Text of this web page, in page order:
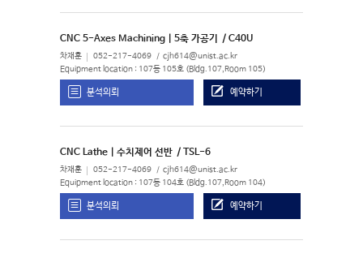
CNC 5-Axes Machining | 5축 가공기 / C40U
차재훈 052-217-4069 cjh614@unist.ac.kr
Equipment location : 107동 105호 (Bldg.107,Room 105)
분석의뢰 예약하기
CNC Lathe | 수치제어 선반 / TSL-6
차재훈 052-217-4069 cjh614@unist.ac.kr
Equipment location : 107동 104호 (Bldg.107,Room 104)
분석의뢰 예약하기